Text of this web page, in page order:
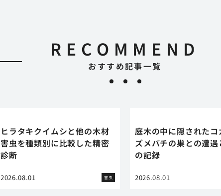
RECOMMEND
おすすめ記事一覧
ヒラタキクイムシと他の木材
害虫を種類別に比較した精密
診断
2026.08.01 害虫
庭木の中に隠されたコ
ズメバチの巣との遭遇
の記録
2026.08.01